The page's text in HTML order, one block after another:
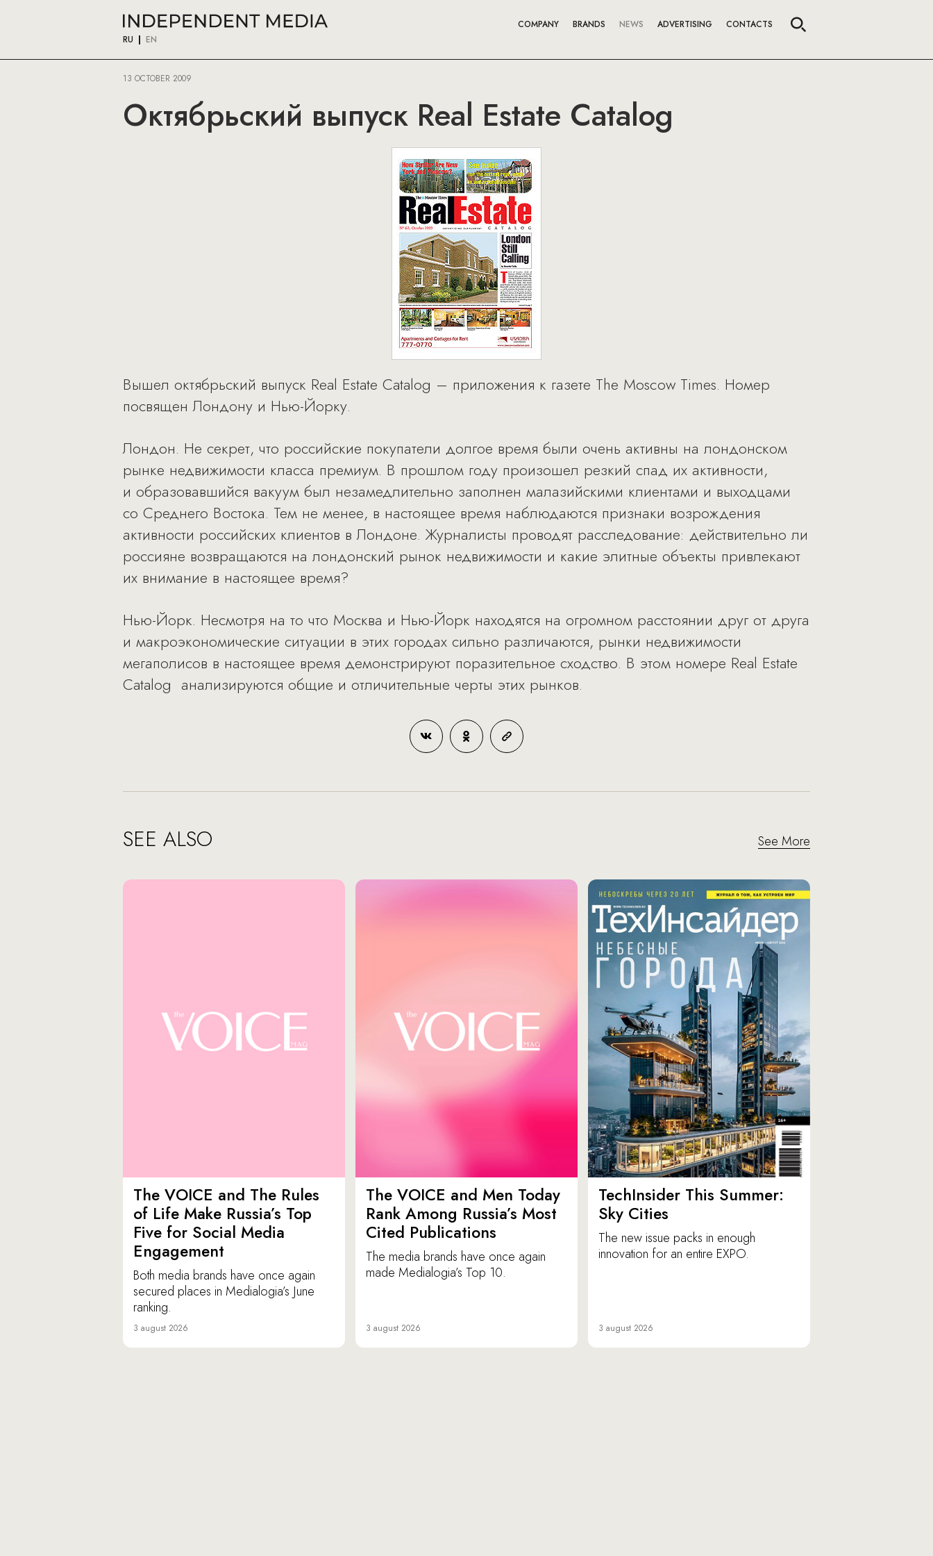
RU EN
COMPANY BRANDS NEWS ADVERTISING CONTACTS
13 OCTOBER 2009
Октябрьский выпуск Real Estate Catalog
Вышел октябрьский выпуск Real Estate Catalog – приложения к газете The Moscow Times. Номер
посвящен Лондону и Нью-Йорку.
Лондон. Не секрет, что российские покупатели долгое время были очень активны на лондонском
рынке недвижимости класса премиум. В прошлом году произошел резкий спад их активности,
и образовавшийся вакуум был незамедлительно заполнен малазийскими клиентами и выходцами
со Среднего Востока. Тем не менее, в настоящее время наблюдаются признаки возрождения
активности российских клиентов в Лондоне. Журналисты проводят расследование: действительно ли
россияне возвращаются на лондонский рынок недвижимости и какие элитные объекты привлекают
их внимание в настоящее время?
Нью-Йорк. Несмотря на то что Москва и Нью-Йорк находятся на огромном расстоянии друг от друга
и макроэкономические ситуации в этих городах сильно различаются, рынки недвижимости
мегаполисов в настоящее время демонстрируют поразительное сходство. В этом номере Real Estate
Catalog анализируются общие и отличительные черты этих рынков.
SEE ALSO See More
The VOICE and The Rules
of Life Make Russia’s Top
Five for Social Media
Engagement
Both media brands have once again
secured places in Medialogia’s June
ranking.
3 august 2026
The VOICE and Men Today
Rank Among Russia’s Most
Cited Publications
The media brands have once again
made Medialogia’s Top 10.
3 august 2026
TechInsider This Summer:
Sky Cities
The new issue packs in enough
innovation for an entire EXPO.
3 august 2026